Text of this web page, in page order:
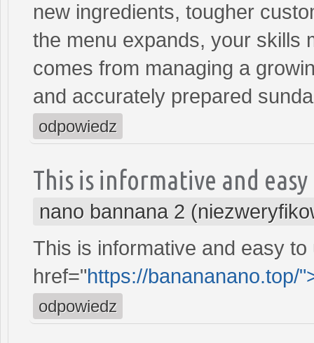
new ingredients, tougher
the menu expands, your skills
comes from managing a
and accurately prepared
odpowiedz
This is informative and
nano bannana 2
This is informative and easy
href="https://banananano.top/
odpowiedz